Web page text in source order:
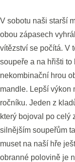
V sobotu naši starší
obou zápasech
vítězství se počítá. V
soupeře a na hřišti
nekombinační hrou
mandle. Lepší výkon
ročníku. Jeden z
který bojoval po celý
silnějším soupeřům
muset na naší hře
obranné polovině je